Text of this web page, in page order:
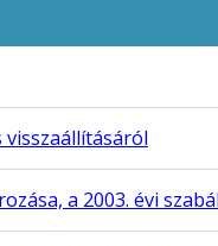
a 2003. évi